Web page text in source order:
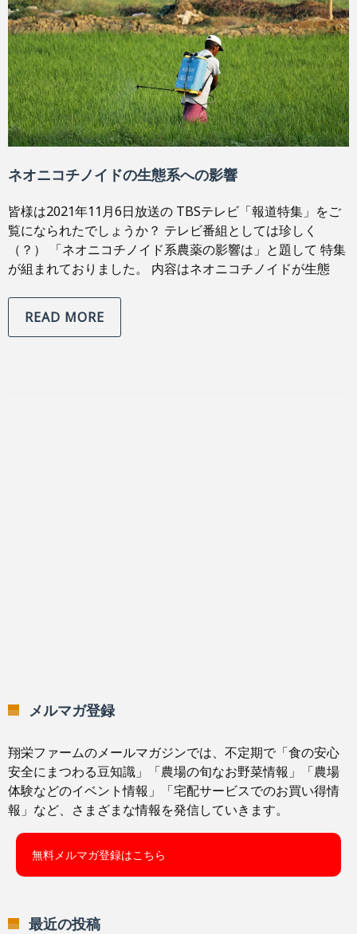
ネオニコチノイドの生態系への影響
皆様は2021年11月6日放送の TBSテレビ「報道特集」をご
覧になられたでしょうか？ テレビ番組としては珍しく
（？） 「ネオニコチノイド系農薬の影響は」と題して 特集
が組まれておりました。 内容はネオニコチノイドが生態
READ MORE
メルマガ登録
翔栄ファームのメールマガジンでは、不定期で「食の安心
安全にまつわる豆知識」「農場の旬なお野菜情報」「農場
体験などのイベント情報」「宅配サービスでのお買い得情
報」など、さまざまな情報を発信していきます。
無料メルマガ登録はこちら
最近の投稿